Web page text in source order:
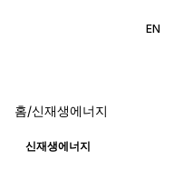
EN
홈/신재생에너지
신재생에너지